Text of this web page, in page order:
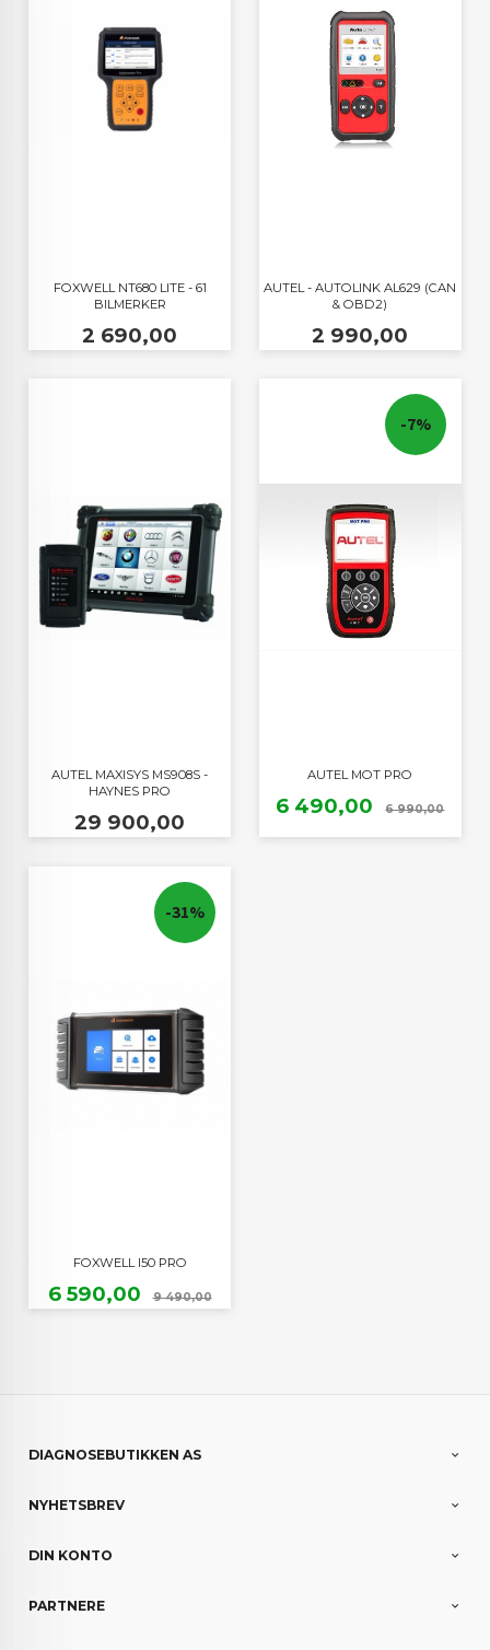
FOXWELL NT680 LITE - 61
BILMERKER
Pris
2 690,00
AUTEL - AUTOLINK AL629 (CAN
& OBD2)
Pris
2 990,00
AUTEL MAXISYS MS908S -
HAYNES PRO
Pris
29 900,00
AUTEL MOT PRO
Tilbud
6 490,00 6 990,00
-7%
FOXWELL I50 PRO
Tilbud
6 590,00 9 490,00Rabatt
-31%
DIAGNOSEBUTIKKEN AS
NYHETSBREV
DIN KONTO
PARTNERE